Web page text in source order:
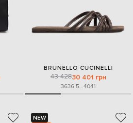
BRUNELLO CUCINELLI
43 42830 401 грн
3636.5...4041
NEW